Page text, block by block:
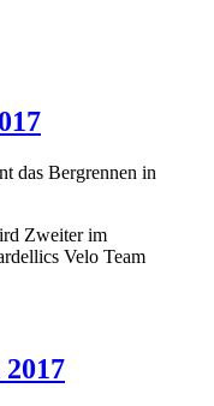
das Bergrennen in
Zweiter im
Velo Team